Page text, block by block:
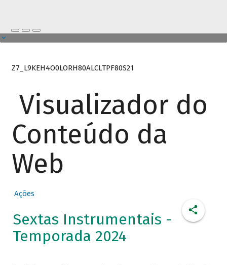
Z7_L9KEH4O0LORH80ALCLTPF80S21
Visualizador do
Conteúdo da
Web
Ações
Sextas Instrumentais -
Temporada 2024